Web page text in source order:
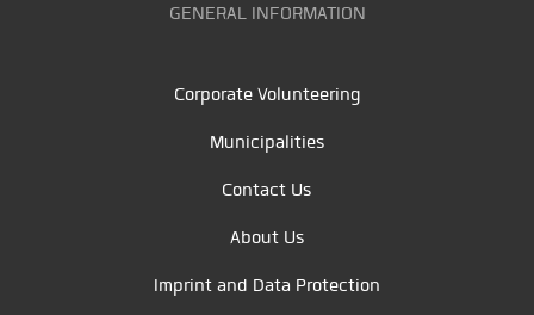
GENERAL INFORMATION
Corporate Volunteering
Municipalities
Contact Us
About Us
Imprint and Data Protection